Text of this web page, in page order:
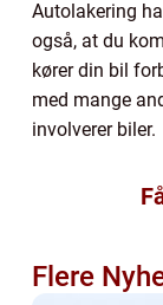
Autolakering
også, at du
kører din bil
med mange
involverer biler.
Flere